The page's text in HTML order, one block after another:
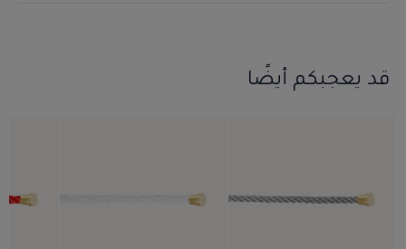
قد يعجبكم أيضًا